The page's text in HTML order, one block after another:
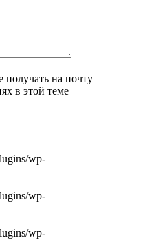
получать на почту
в этой теме